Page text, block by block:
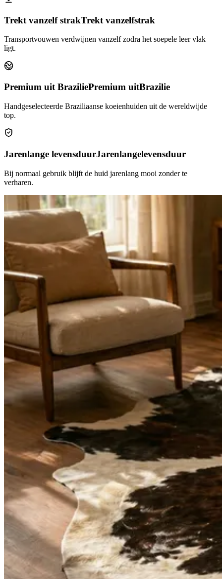
Trekt vanzelf strakTrekt vanzelfstrak
Transportvouwen verdwijnen vanzelf zodra het soepele leer vlak
ligt.
Premium uit BraziliePremium uitBrazilie
Handgeselecteerde Braziliaanse koeienhuiden uit de wereldwijde
top.
Jarenlange levensduurJarenlangelevensduur
Bij normaal gebruik blijft de huid jarenlang mooi zonder te
verharen.